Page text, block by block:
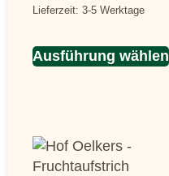
Lieferzeit: 3-5 Werktage
Ausführung wählen